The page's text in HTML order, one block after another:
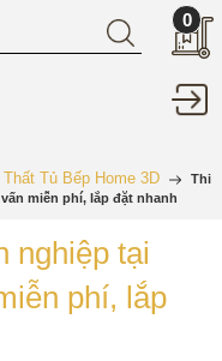
0
Tủ Bếp Home 3D
Thi
miễn phí, lắp đặt nhanh
nghiệp tại
phí, lắp